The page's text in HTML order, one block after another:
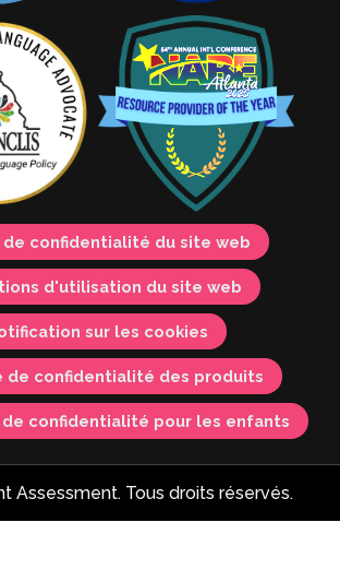
de confidentialité du site web
d'utilisation du site web
sur les cookies
de confidentialité des produits
confidentialité pour les enfants
Assessment. Tous droits réservés.